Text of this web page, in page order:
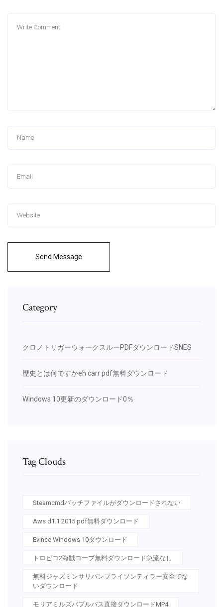
Send Message
Category
クロノトリガーウォークスルーPDFダウンロードSNES
歴史とは何ですかeh carr pdf無料ダウンロード
Windows 10更新のダウンロード0％
Tag Clouds
Steamcmdバッチファイルがダウンロードされない
Aws d1.1 2015 pdf無料ダウンロード
Evince Windows 10ダウンロード
トロピコ2海賊コーブ無料ダウンロード急流なし
無料ジャズミンサリバンブライソンティラー安全でな
いダウンロード
モリアミルズバブルバス直接ダウンロードMP4